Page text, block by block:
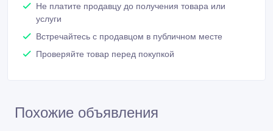
Не платите продавцу до получения товара или
услуги
Встречайтесь с продавцом в публичном месте
Проверяйте товар перед покупкой
Похожие объявления